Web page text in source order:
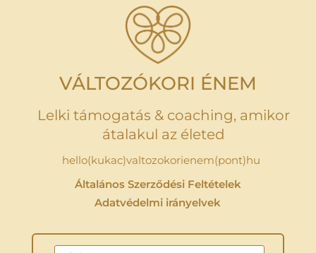
VÁLTOZÓKORI ÉNEM
Lelki támogatás & coaching, amikor
átalakul az életed
hello(kukac)valtozokorienem(pont)hu
Általános Szerződési Feltételek
Adatvédelmi irányelvek